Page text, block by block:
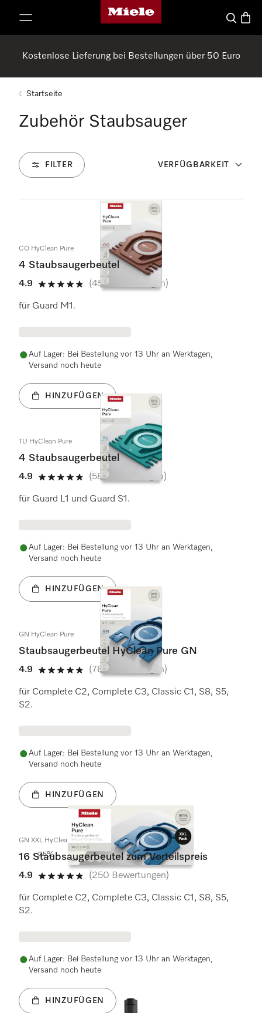
Miele-Homepage
Suche
Kostenlose Lieferung bei Bestellungen über 50 Euro
Startseite
Zubehör Staubsauger
FILTER VERFÜGBARKEIT
80 Produkte
CO HyClean Pure
4 Staubsaugerbeutel
4.9
4.9 Sterne von 5
(456 Bewertungen)
für Guard M1.
Auf Lager: Bei Bestellung vor 13 Uhr an Werktagen,
Versand noch heute
HINZUFÜGEN
TU HyClean Pure
4 Staubsaugerbeutel
4.9
4.9 Sterne von 5
(581 Bewertungen)
für Guard L1 und Guard S1.
Auf Lager: Bei Bestellung vor 13 Uhr an Werktagen,
Versand noch heute
HINZUFÜGEN
GN HyClean Pure
Staubsaugerbeutel HyClean Pure GN
4.9
4.9 Sterne von 5
(767 Bewertungen)
für Complete C2, Complete C3, Classic C1, S8, S5,
S2.
Auf Lager: Bei Bestellung vor 13 Uhr an Werktagen,
Versand noch heute
HINZUFÜGEN
- 25%
GN XXL HyClean Pure
16 Staubsaugerbeutel zum Vorteilspreis
4.9
4.9 Sterne von 5
(250 Bewertungen)
für Complete C2, Complete C3, Classic C1, S8, S5,
S2.
Auf Lager: Bei Bestellung vor 13 Uhr an Werktagen,
Versand noch heute
HINZUFÜGEN